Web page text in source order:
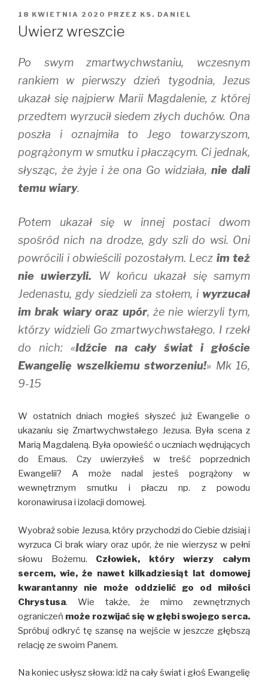
OPUBLIKOWANE
W
18 KWIETNIA 2020 PRZEZ KS. DANIEL
Uwierz wreszcie
Po swym zmartwychwstaniu, wczesnym
rankiem w pierwszy dzień tygodnia, Jezus
ukazał się najpierw Marii Magdalenie, z której
przedtem wyrzucił siedem złych duchów. Ona
poszła i oznajmiła to Jego towarzyszom,
pogrążonym w smutku i płaczącym. Ci jednak,
słysząc, że żyje i że ona Go widziała,nie dali
temu wiary.
Potem ukazał się w innej postaci dwom
spośród nich na drodze, gdy szli do wsi. Oni
powrócili i obwieścili pozostałym. Lecz im też
nie uwierzyli. W końcu ukazał się samym
Jedenastu, gdy siedzieli za stołem, i wyrzucał
im brak wiary oraz upór, że nie wierzyli tym,
którzy widzieli Go zmartwychwstałego. I rzekł
do nich: «Idźcie na cały świat i głoście
Ewangelię wszelkiemu stworzeniu!» Mk 16,
9-15
W ostatnich dniach mogłeś słyszeć już Ewangelie o
ukazaniu się Zmartwychwstałego Jezusa. Była scena z
Marią Magdaleną. Była opowieść o uczniach wędrujących
do Emaus. Czy uwierzyłeś w treść poprzednich
Ewangelii? A może nadal jesteś pogrążony w
wewnętrznym smutku i płaczu np. z powodu
koronawirusa i izolacji domowej.
Wyobraź sobie Jezusa, który przychodzi do Ciebie dzisiaj i
wyrzuca Ci brak wiary oraz upór, że nie wierzysz w pełni
słowu Bożemu. Człowiek, który wierzy całym
sercem, wie, że nawet kilkadziesiąt lat domowej
kwarantanny nie może oddzielić go od miłości
Chrystusa. Wie także, że mimo zewnętrznych
ograniczeń może rozwijać się w głębi swojego serca.
Spróbuj odkryć tę szansę na wejście w jeszcze głębszą
relację ze swoim Panem.
Na koniec usłysz słowa: idź na cały świat i głoś Ewangelię